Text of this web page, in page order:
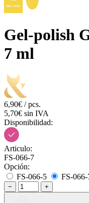
Gel-polish
7 ml
6,90€ / pcs.
5,70€ sin IVA
Disponibilidad:
Articulo:
FS-066-7
Opción:
FS-066-5
FS-066-
− +